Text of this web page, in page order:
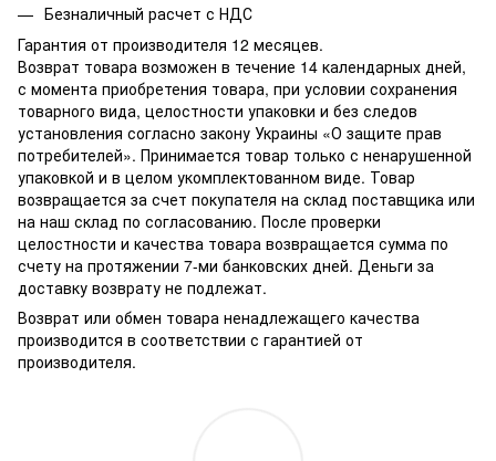
Безналичный расчет с НДС
Гарантия от производителя 12 месяцев.
Возврат товара возможен в течение 14 календарных дней,
с момента приобретения товара, при условии сохранения
товарного вида, целостности упаковки и без следов
установления согласно закону Украины «О защите прав
потребителей». Принимается товар только с ненарушенной
упаковкой и в целом укомплектованном виде. Товар
возвращается за счет покупателя на склад поставщика или
на наш склад по согласованию. После проверки
целостности и качества товара возвращается сумма по
счету на протяжении 7-ми банковских дней. Деньги за
доставку возврату не подлежат.
Возврат или обмен товара ненадлежащего качества
производится в соответствии с гарантией от
производителя.